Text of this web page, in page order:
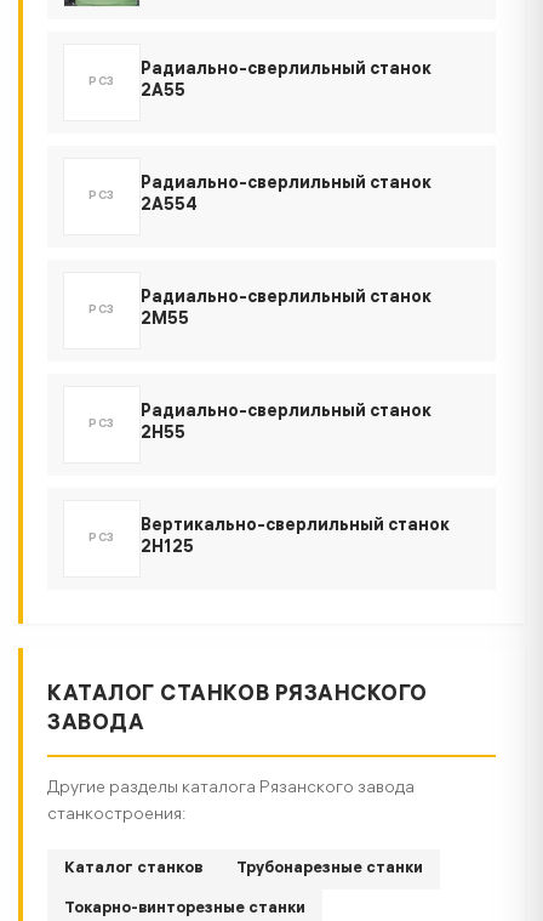
РСЗ
Радиально-сверлильный станок
2А55
РСЗ
Радиально-сверлильный станок
2А554
РСЗ
Радиально-сверлильный станок
2М55
РСЗ
Радиально-сверлильный станок
2Н55
РСЗ
Вертикально-сверлильный станок
2Н125
КАТАЛОГ СТАНКОВ РЯЗАНСКОГО
ЗАВОДА
Другие разделы каталога Рязанского завода
станкостроения:
Каталог станков Трубонарезные станки
Токарно-винторезные станки